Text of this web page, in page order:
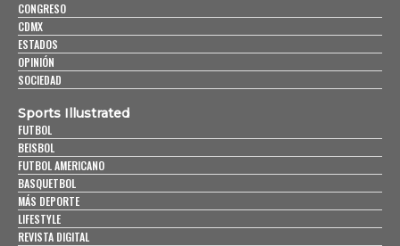
CONGRESO
CDMX
ESTADOS
OPINIÓN
SOCIEDAD
Sports Illustrated
FUTBOL
BEISBOL
FUTBOL AMERICANO
BASQUETBOL
MÁS DEPORTE
LIFESTYLE
REVISTA DIGITAL